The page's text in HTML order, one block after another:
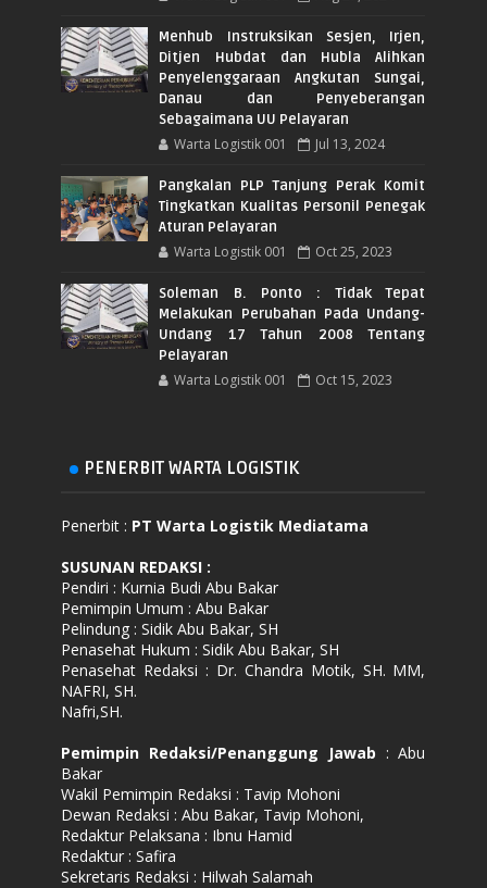
Menhub Instruksikan Sesjen, Irjen,
Ditjen Hubdat dan Hubla Alihkan
Penyelenggaraan Angkutan Sungai,
Danau dan Penyeberangan
Sebagaimana UU Pelayaran
Warta Logistik 001 Jul 13, 2024
Pangkalan PLP Tanjung Perak Komit
Tingkatkan Kualitas Personil Penegak
Aturan Pelayaran
Warta Logistik 001 Oct 25, 2023
Soleman B. Ponto : Tidak Tepat
Melakukan Perubahan Pada Undang-
Undang 17 Tahun 2008 Tentang
Pelayaran
Warta Logistik 001 Oct 15, 2023
PENERBIT WARTA LOGISTIK
Penerbit : PT Warta Logistik Mediatama
SUSUNAN REDAKSI :
Pendiri : Kurnia Budi Abu Bakar
Pemimpin Umum : Abu Bakar
Pelindung : Sidik Abu Bakar, SH
Penasehat Hukum : Sidik Abu Bakar, SH
Penasehat Redaksi : Dr. Chandra Motik, SH. MM,
NAFRI, SH.
Nafri,SH.
Pemimpin Redaksi/Penanggung Jawab : Abu
Bakar
Wakil Pemimpin Redaksi : Tavip Mohoni
Dewan Redaksi : Abu Bakar, Tavip Mohoni,
Redaktur Pelaksana : Ibnu Hamid
Redaktur : Safira
Sekretaris Redaksi : Hilwah Salamah